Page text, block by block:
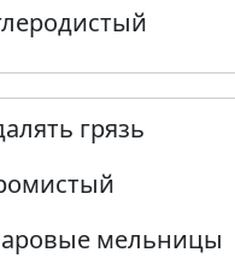
грязь
мельницы